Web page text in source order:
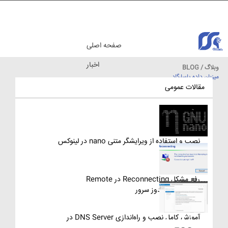
وبلاگ / BLOG
میزبان داده پاسارگاد
صفحه اصلی
اخبار
مقالات عمومی
نصب و استفاده از ویرایشگر متنی nano در لینوکس
رفع مشکل Reconnecting در Remote
Desktop ویندوز سرور
آموزش کامل نصب و راه‌اندازی DNS Server در